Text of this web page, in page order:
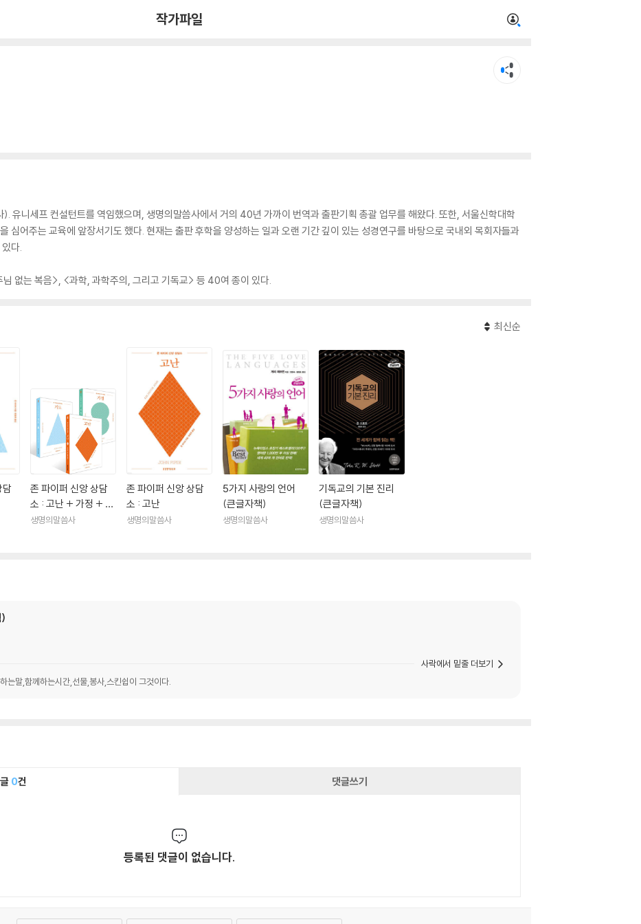
작가파일
유니세프 컨설턴트를 역임했으며, 생명의말씀사에서 거의 40년 가까이 번역과 출판기획 총괄 업무를 해왔다. 또한, 서울신학대학
심어주는 교육에 앞장서기도 했다. 현재는 출판 후학을 양성하는 일과 오랜 기간 깊이 있는 성경연구를 바탕으로 국내외 목회자들과
다.
없는 복음>, <과학, 과학주의, 그리고 기독교> 등 40여 종이 있다.
최신순
담
존 파이퍼 신앙 상담
소 : 고난 + 가정 + 기
도 세트
생명의말씀사
존 파이퍼 신앙 상담
소 : 고난
생명의말씀사
5가지 사랑의 언어
(큰글자책)
생명의말씀사
기독교의 기본 진리
(큰글자책)
생명의말씀사
는말,함께하는시간,선물,봉사,스킨쉽이 그것이다.
사락에서 밑줄 더보기
0건 댓글쓰기
등록된 댓글이 없습니다.